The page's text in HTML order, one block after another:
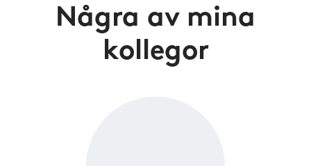
Några av mina
kollegor